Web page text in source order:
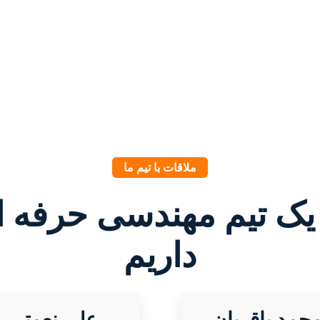
ملاقات با تیم ما
یک تیم مهندسی حرفه
داریم